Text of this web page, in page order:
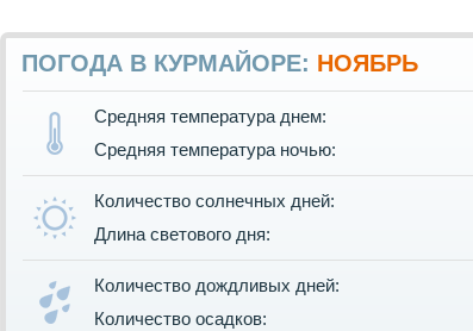
ПОГОДА В КУРМАЙОРЕ: НОЯБРЬ
Средняя температура днем:
Средняя температура ночью:
Количество солнечных дней:
Длина светового дня:
Количество дождливых дней:
Количество осадков: